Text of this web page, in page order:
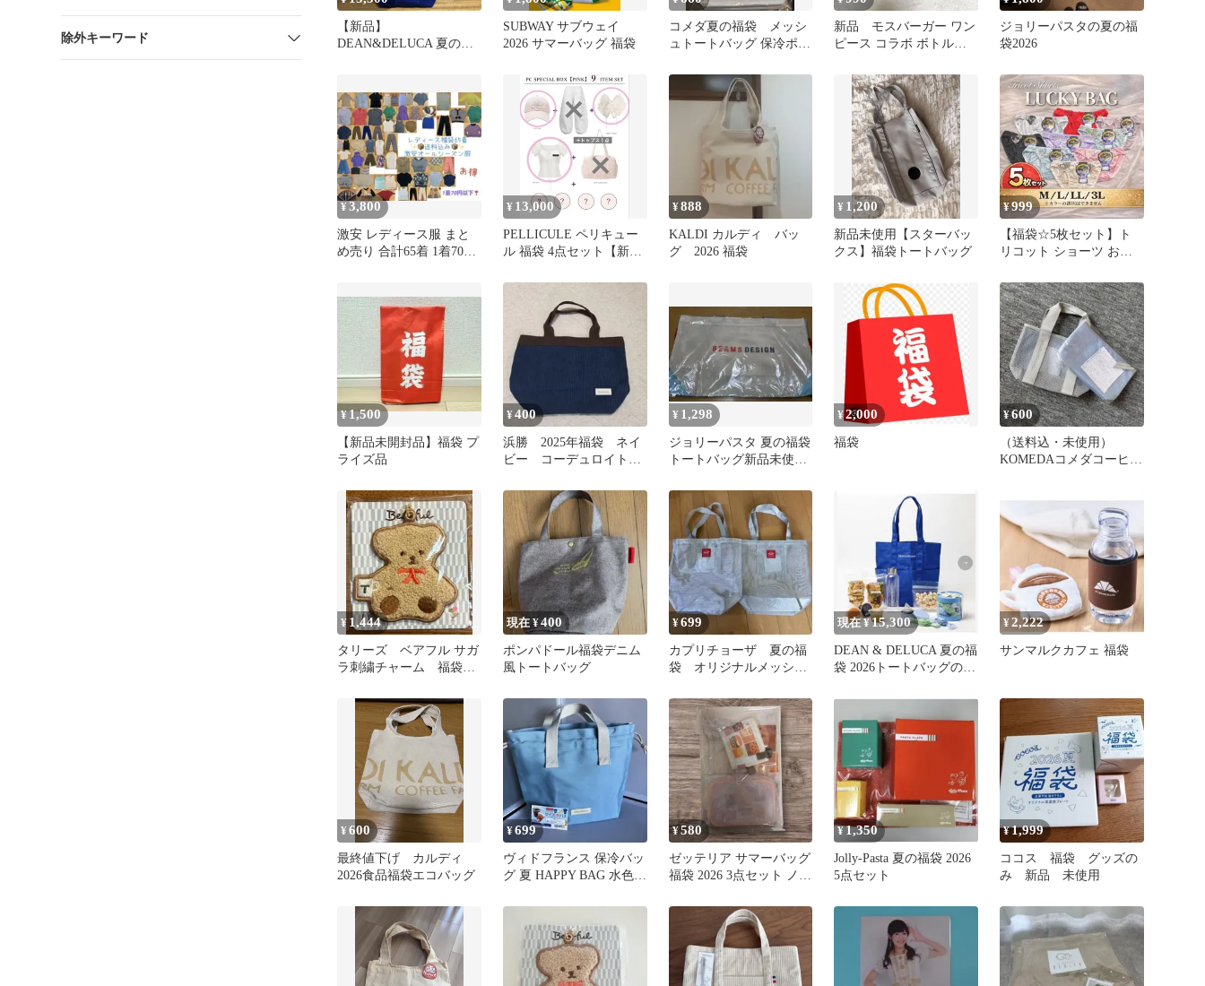
除外キーワード
【新品】
DEAN&DELUCA 夏の福
SUBWAY サブウェイ
2026 サマーバッグ 福袋
コメダ夏の福袋 メッシ
ュトートバッグ 保冷ポー
新品 モスバーガー ワン
ピース コラボ ボトル＆
ジョリーパスタの夏の福
袋2026
¥3,800
激安 レディース服 まと
め売り 合計65着 1着70円
¥ 13,000
PELLICULE ペリキュー
ル 福袋 4点セット【新品
¥888
KALDI カルディ バッ
グ 2026 福袋
¥ 1,200
新品未使用【スターバッ
クス】福袋トートバッグ
¥999
【福袋☆5枚セット】ト
リコット ショーツ おま
袋 シンプル フルバック
レース レディース 婦人
下着 大きめサイズ 可愛
い 刺繍 おしゃれ 買い替
え
¥1,500
【新品未開封品】福袋 プ
ライズ品
¥400
浜勝 2025年福袋 ネイ
ビー コーデュロイトー
¥ 1,298
ジョリーパスタ 夏の福袋
トートバッグ新品未使用
¥2,000
福袋
¥600
（送料込・未使用）
KOMEDAコメダコーヒー
¥ 1,444
タリーズ ベアフル サガ
ラ刺繍チャーム 福袋オ
現在 ¥400
ポンパドール福袋デニム
風トートバッグ
¥699
カプリチョーザ 夏の福
袋 オリジナルメッシュ
現在 ¥15,300
DEAN & DELUCA 夏の福
袋 2026トートバッグの
¥2,222
サンマルクカフェ 福袋
¥600
最終値下げ カルディ
2026食品福袋エコバッグ
¥699
ヴィドフランス 保冷バッ
グ 夏 HAPPY BAG 水色
¥580
ゼッテリア サマーバッグ
福袋 2026 3点セット ノベ
¥1,350
Jolly-Pasta 夏の福袋 2026
5点セット
¥1,999
ココス 福袋 グッズの
み 新品 未使用